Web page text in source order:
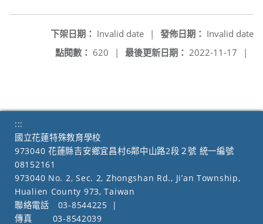
發佈日期： Invalid date
下架日期： Invalid date
|
最後更新日期： 2022-11-17 |
點閱數： 620 |
:::
國立花蓮特殊教育學校
973040 花蓮縣吉安鄉宜昌村6鄰中山路2段２號 統一編號
08152161
973040 No. 2, Sec. 2, Zhongshan Rd., Ji’an Township,
Hualien County 973, Taiwan
聯絡電話
03-8544225
|
傳真
03-8542039